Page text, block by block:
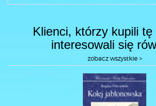
Klienci, którzy kupili
interesowali się
zobacz wszystkie >